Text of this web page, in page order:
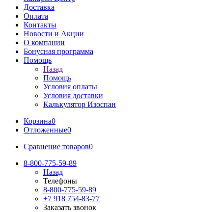
Доставка
Оплата
Контакты
Новости и Акции
О компании
Бонусная программа
Помощь
Назад
Помощь
Условия оплаты
Условия доставки
Калькулятор Изоспан
Корзина0
Отложенные0
Сравнение товаров0
8-800-775-59-89
Назад
Телефоны
8-800-775-59-89
+7 918 754-83-77
Заказать звонок